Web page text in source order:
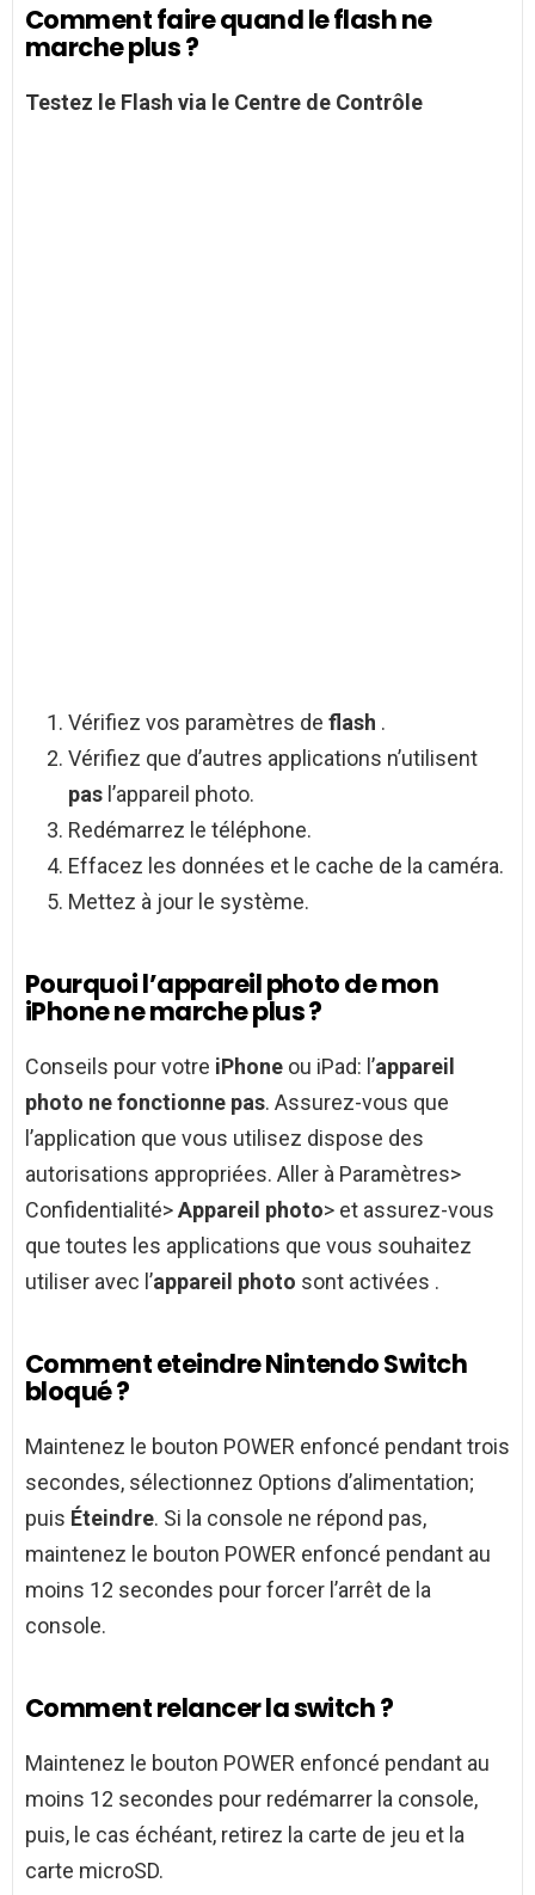
Comment faire quand le flash ne
marche plus ?
Testez le Flash via le Centre de Contrôle
Vérifiez vos paramètres de flash .
Vérifiez que d’autres applications n’utilisent
pas l’appareil photo.
Redémarrez le téléphone.
Effacez les données et le cache de la caméra.
Mettez à jour le système.
Pourquoi l’appareil photo de mon
iPhone ne marche plus ?
Conseils pour votre iPhone ou iPad: l’appareil
photo ne fonctionne pas. Assurez-vous que
l’application que vous utilisez dispose des
autorisations appropriées. Aller à Paramètres>
Confidentialité>Appareil photo> et assurez-vous
que toutes les applications que vous souhaitez
utiliser avec l’appareil photo sont activées .
Comment eteindre Nintendo Switch
bloqué ?
Maintenez le bouton POWER enfoncé pendant trois
secondes, sélectionnez Options d’alimentation;
puis Éteindre. Si la console ne répond pas,
maintenez le bouton POWER enfoncé pendant au
moins 12 secondes pour forcer l’arrêt de la
console.
Comment relancer la switch ?
Maintenez le bouton POWER enfoncé pendant au
moins 12 secondes pour redémarrer la console,
puis, le cas échéant, retirez la carte de jeu et la
carte microSD.